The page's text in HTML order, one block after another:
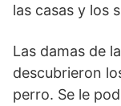
las casas y los
Las damas de
descubrieron
perro. Se le